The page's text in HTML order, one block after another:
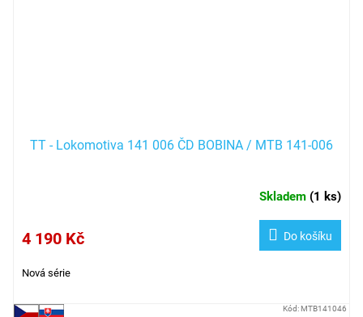
TT - Lokomotiva 141 006 ČD BOBINA / MTB 141-006
Skladem (1 ks)
4 190 Kč Do košíku
Nová série
Kód:MTB141046